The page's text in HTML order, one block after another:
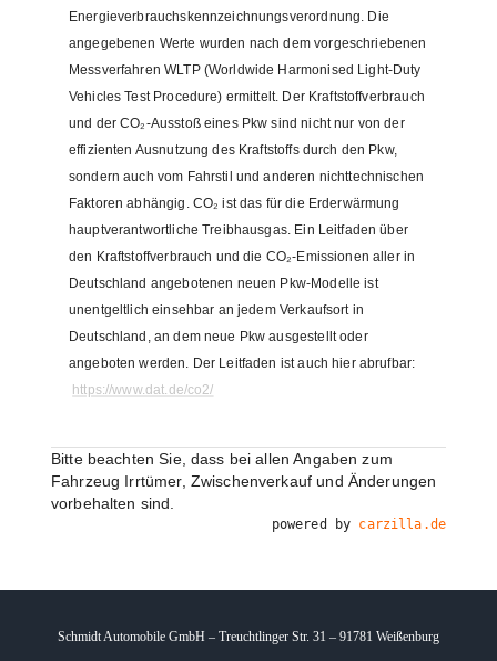
Energieverbrauchskennzeichnungsverordnung. Die
angegebenen Werte wurden nach dem vorgeschriebenen
Messverfahren WLTP (Worldwide Harmonised Light-Duty
Vehicles Test Procedure) ermittelt. Der Kraftstoffverbrauch
und der CO₂-Ausstoß eines Pkw sind nicht nur von der
effizienten Ausnutzung des Kraftstoffs durch den Pkw,
sondern auch vom Fahrstil und anderen nichttechnischen
Faktoren abhängig. CO₂ ist das für die Erderwärmung
hauptverantwortliche Treibhausgas. Ein Leitfaden über
den Kraftstoffverbrauch und die CO₂-Emissionen aller in
Deutschland angebotenen neuen Pkw-Modelle ist
unentgeltlich einsehbar an jedem Verkaufsort in
Deutschland, an dem neue Pkw ausgestellt oder
angeboten werden. Der Leitfaden ist auch hier abrufbar:
https://www.dat.de/co2/
Bitte beachten Sie, dass bei allen Angaben zum
Fahrzeug Irrtümer, Zwischenverkauf und Änderungen
vorbehalten sind.
powered by carzilla.de
Schmidt Automobile GmbH – Treuchtlinger Str. 31 – 91781 Weißenburg